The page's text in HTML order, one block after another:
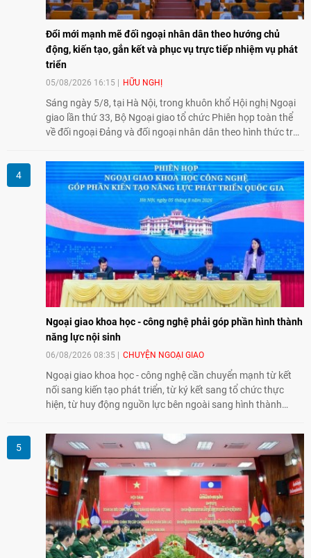
Đổi mới mạnh mẽ đối ngoại nhân dân theo hướng chủ
động, kiến tạo, gắn kết và phục vụ trực tiếp nhiệm vụ phát
triển
05/08/2026 16:15 HỮU NGHỊ
Sáng ngày 5/8, tại Hà Nội, trong khuôn khổ Hội nghị Ngoại
giao lần thứ 33, Bộ Ngoại giao tổ chức Phiên họp toàn thể
về đối ngoại Đảng và đối ngoại nhân dân theo hình thức trực
và các Cơ quan đại diện Việt Nam ở nước ngoài.
Ngoại giao khoa học - công nghệ phải góp phần hình thành
năng lực nội sinh
06/08/2026 08:35 CHUYỆN NGOẠI GIAO
Ngoại giao khoa học - công nghệ cần chuyển mạnh từ kết
nối sang kiến tạo phát triển, từ ký kết sang tổ chức thực
hiện, từ huy động nguồn lực bên ngoài sang hình thành
nghệ, đổi mới sáng tạo và chuyển đổi số trở thành động lực
phát triển đất nước.